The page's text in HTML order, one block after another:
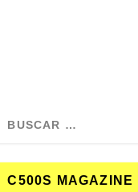
C500S MAGAZINE